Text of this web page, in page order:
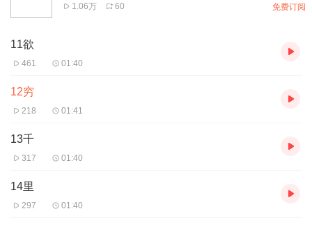
1.06万 60 免费订阅
11欲
461 01:40
12穷
218 01:41
13千
317 01:40
14里
297 01:40